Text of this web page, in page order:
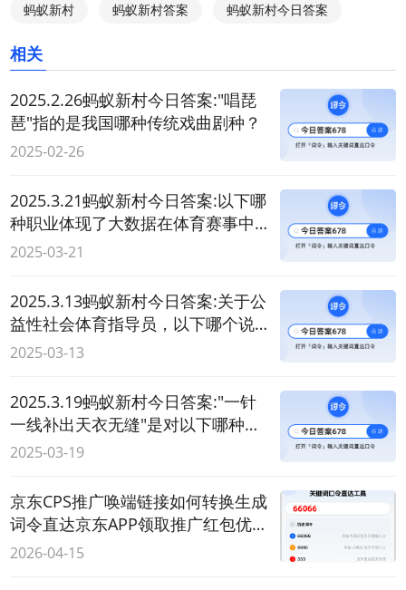
蚂蚁新村 蚂蚁新村答案 蚂蚁新村今日答案
相关
2025.2.26蚂蚁新村今日答案:"唱琵
琶"指的是我国哪种传统戏曲剧种？
2025-02-26
2025.3.21蚂蚁新村今日答案:以下哪
种职业体现了大数据在体育赛事中
广泛应用？
2025-03-21
2025.3.13蚂蚁新村今日答案:关于公
益性社会体育指导员，以下哪个说
法是正确的？
2025-03-13
2025.3.19蚂蚁新村今日答案:"一针
一线补出天衣无缝"是对以下哪种职
业的贴切描述？
2025-03-19
京东CPS推广唤端链接如何转换生成
词令直达京东APP领取推广红包优惠
券？
2026-04-15